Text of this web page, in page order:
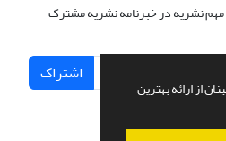
از ارائه بهترین
مهم نشریه در خبرنامه نشریه مشترک
اشتراک